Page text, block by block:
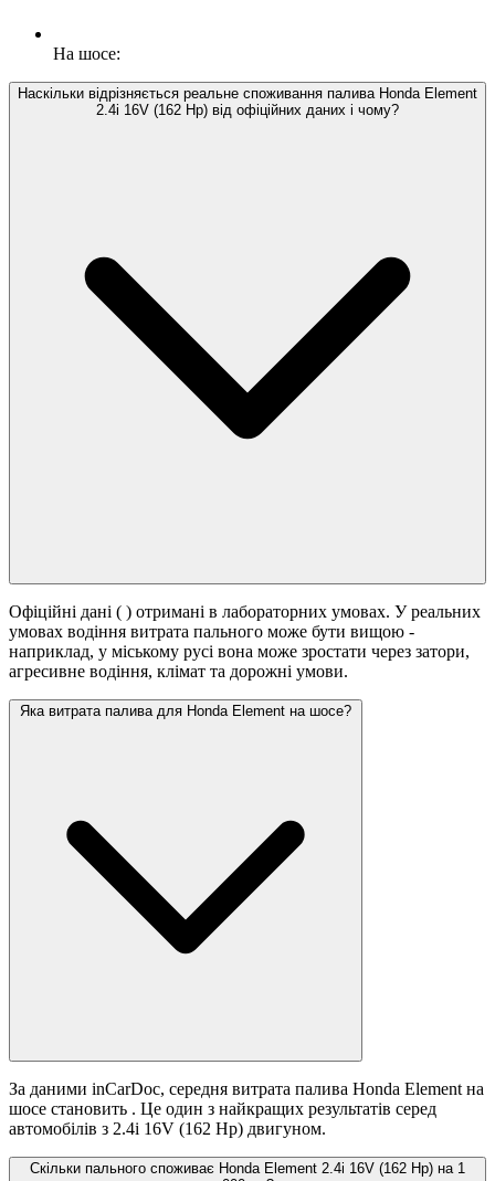
На шосе:
Наскільки відрізняється реальне споживання палива Honda Element
2.4i 16V (162 Hp) від офіційних даних і чому?
Офіційні дані ( ) отримані в лабораторних умовах. У реальних
умовах водіння витрата пального може бути вищою -
наприклад, у міському русі вона може зростати через затори,
агресивне водіння, клімат та дорожні умови.
Яка витрата палива для Honda Element на шосе?
За даними inCarDoc, середня витрата палива Honda Element на
шосе становить . Це один з найкращих результатів серед
автомобілів з 2.4i 16V (162 Hp) двигуном.
Скільки пального споживає Honda Element 2.4i 16V (162 Hp) на 1